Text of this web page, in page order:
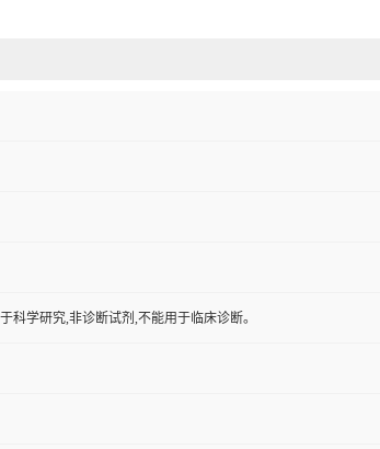
科学研究,非诊断试剂,不能用于临床诊断。